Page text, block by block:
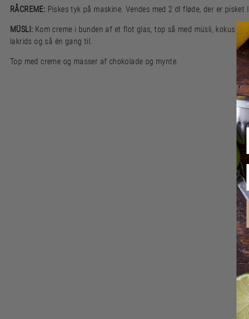
RÅCREME: Piskes tyk på maskine. Vendes med 2 dl fløde, der er pisket
MÜSLI: Kom creme i bunden af et flot glas, top så med müsli, kokus
lakrids og så én gang til.
Top med creme og masser af chokolade og mynte.